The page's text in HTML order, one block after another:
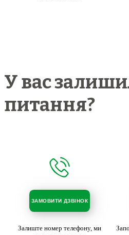
У вас
питання?
ЗАМОВИТИ ДЗВІНОК
Залиште номер телефону, ми